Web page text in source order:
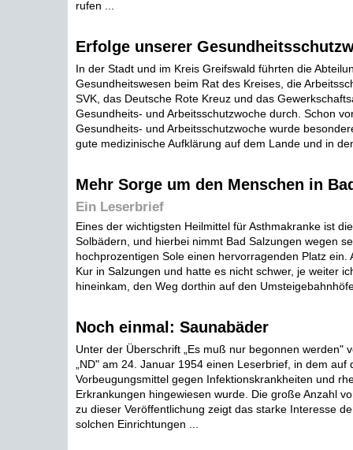
rufen ...
Erfolge unserer
In der Stadt und im Kreis Greifswald führten die
Gesundheitswesen beim Rat des Kreises, die
SVK, das Deutsche Rote Kreuz und das
Gesundheits- und Arbeitsschutzwoche durch. Schon
Gesundheits- und Arbeitsschutzwoche wurde
gute medizinische Aufklärung auf dem Lande und in
Mehr Sorge um den Menschen in
Ein Leserbrief
Eines der wichtigsten Heilmittel für Asthmakranke ist
Solbädern, und hierbei nimmt Bad Salzungen wegen
hochprozentigen Sole einen hervorragenden Platz ein.
Kur in Salzungen und hatte es nicht schwer, je weiter
hineinkam, den Weg dorthin auf den
Noch einmal: Saunabäder
Unter der Überschrift „Es muß nur begonnen werden"
„ND" am 24. Januar 1954 einen Leserbrief, in dem auf
Vorbeugungsmittel gegen Infektionskrankheiten und
Erkrankungen hingewiesen wurde. Die große Anzahl
zu dieser Veröffentlichung zeigt das starke Interesse
solchen Einrichtungen ...